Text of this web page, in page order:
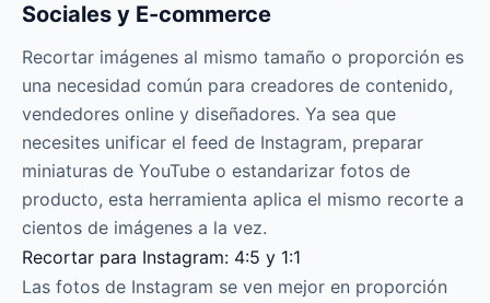
Sociales y E-commerce
Recortar imágenes al mismo tamaño o proporción es
una necesidad común para creadores de contenido,
vendedores online y diseñadores. Ya sea que
necesites unificar el feed de Instagram, preparar
miniaturas de YouTube o estandarizar fotos de
producto, esta herramienta aplica el mismo recorte a
cientos de imágenes a la vez.
Recortar para Instagram: 4:5 y 1:1
Las fotos de Instagram se ven mejor en proporción